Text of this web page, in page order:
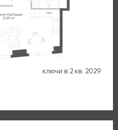
ключи в 2 кв. 2029